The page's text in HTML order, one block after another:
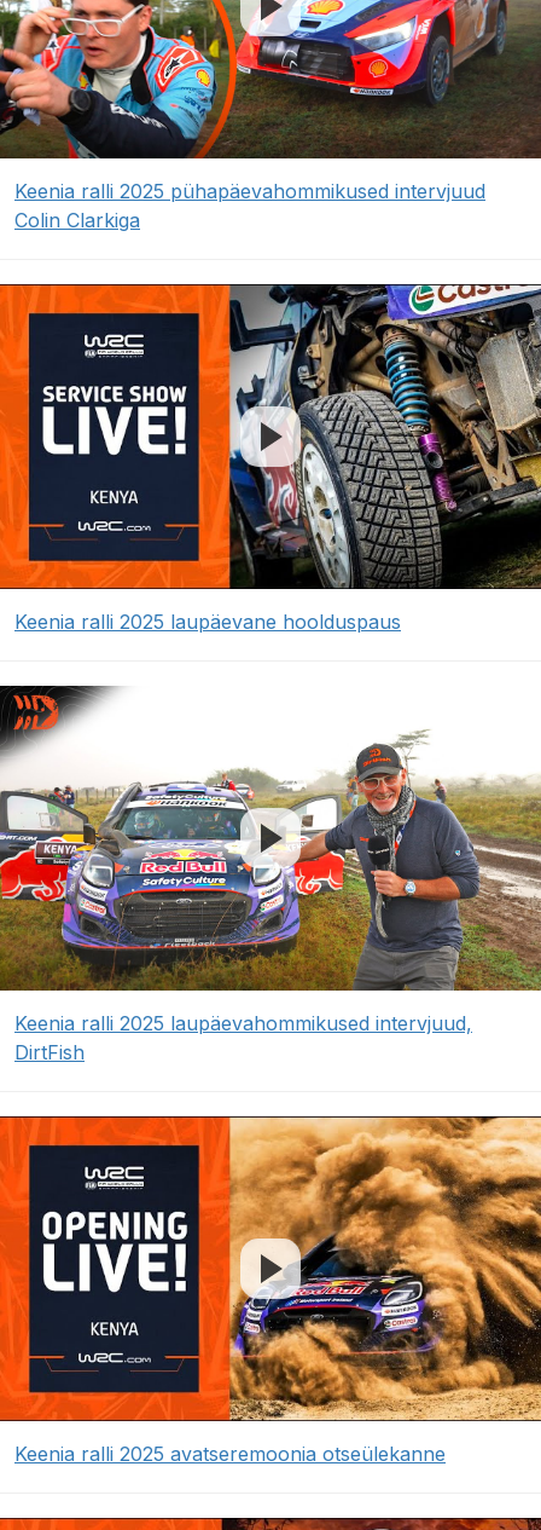
Keenia ralli 2025 pühapäevahommikused intervjuud
Colin Clarkiga
Keenia ralli 2025 laupäevane hoolduspaus
Keenia ralli 2025 laupäevahommikused intervjuud,
DirtFish
Keenia ralli 2025 avatseremoonia otseülekanne